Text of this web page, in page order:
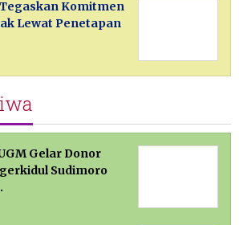
Komitmen
Lewat Penetapan
Gelar Donor
Sudimoro